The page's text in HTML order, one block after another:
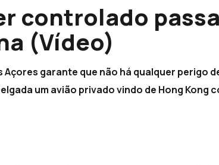
controlado
(Vídeo)
Açores garante que não há qualquer perigo
um avião privado vindo de Hong Kong